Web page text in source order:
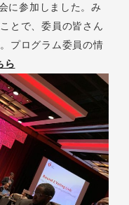
に参加しました。み
とで、委員の皆さん
プログラム委員の情
ら